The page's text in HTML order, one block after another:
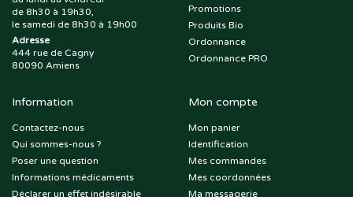
de 8h30 à 19h30,
le samedi de 8h30 à 19h00
Adresse
444 rue de Cagny
80090 Amiens
Promotions
Produits Bio
Ordonnance
Ordonnance PRO
Information
Contactez-nous
Qui sommes-nous ?
Poser une question
Informations médicaments
Déclarer un effet indésirable
Mon compte
Mon panier
Identification
Mes commandes
Mes coordonnées
Ma messagerie